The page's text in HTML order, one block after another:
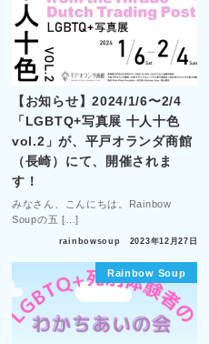
【お知らせ】2024/1/6〜2/4
「LGBTQ+写真展 十人十色
vol.2」が、平戸オランダ商館
（長崎）にて、開催されま
す！
みなさん、こんにちは。Rainbow
Soupの五 […]
rainbowsoup 2023年12月27日
Rainbow Soup